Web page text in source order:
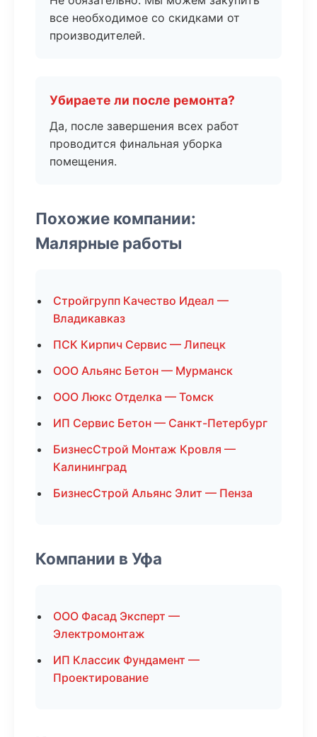
все необходимое со скидками от
производителей.
Убираете ли после ремонта?
Да, после завершения всех работ
проводится финальная уборка
помещения.
Похожие компании:
Малярные работы
Стройгрупп Качество Идеал —
Владикавказ
ПСК Кирпич Сервис — Липецк
ООО Альянс Бетон — Мурманск
ООО Люкс Отделка — Томск
ИП Сервис Бетон — Санкт-Петербург
БизнесСтрой Монтаж Кровля —
Калининград
БизнесСтрой Альянс Элит — Пенза
Компании в Уфа
ООО Фасад Эксперт —
Электромонтаж
ИП Классик Фундамент —
Проектирование